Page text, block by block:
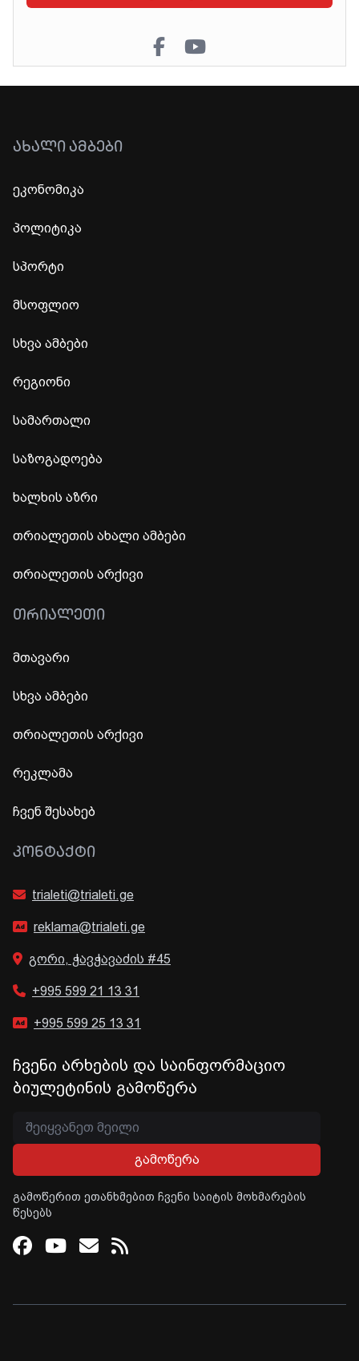
ᲐᲮᲐᲚᲘ ᲐᲛᲑᲔᲑᲘ
ეკონომიკა
პოლიტიკა
სპორტი
მსოფლიო
სხვა ამბები
რეგიონი
სამართალი
საზოგადოება
ხალხის აზრი
თრიალეთის ახალი ამბები
თრიალეთის არქივი
ᲗᲠᲘᲐᲚᲔᲗᲘ
მთავარი
სხვა ამბები
თრიალეთის არქივი
რეკლამა
ჩვენ შესახებ
ᲙᲝᲜᲢᲐᲥᲢᲘ
trialeti@trialeti.ge
reklama@trialeti.ge
გორი, ჭავჭავაძის #45
+995 599 21 13 31
+995 599 25 13 31
ჩვენი არხების და საინფორმაციო
ბიულეტინის გამოწერა
გამოწერა
გამოწერით ეთანხმებით ჩვენი საიტის მოხმარების
წესებს
Facebook
Youtube
Email
RSS